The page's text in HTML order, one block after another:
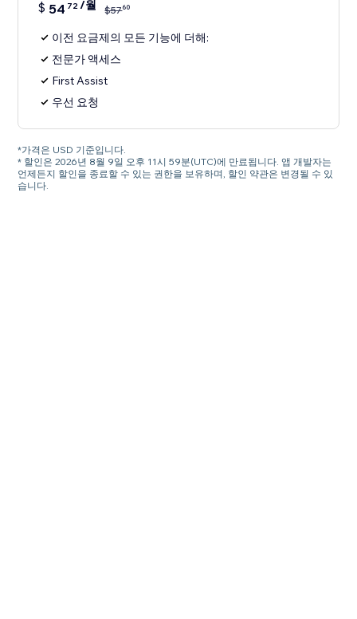
$ 54 72/월 $5760
이전 요금제의 모든 기능에 더해:
전문가 액세스
First Assist
우선 요청
*가격은 USD 기준입니다.
* 할인은 2026년 8월 9일 오후 11시 59분(UTC)에 만료됩니다. 앱 개발자는
언제든지 할인을 종료할 수 있는 권한을 보유하며, 할인 약관은 변경될 수 있
습니다.